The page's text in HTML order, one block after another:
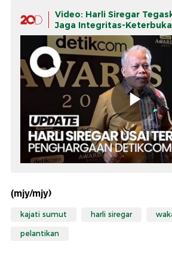
Video: Harli Siregar
Jaga Integritas-
(mjy/mjy)
kajati sumut harli siregar
pelantikan